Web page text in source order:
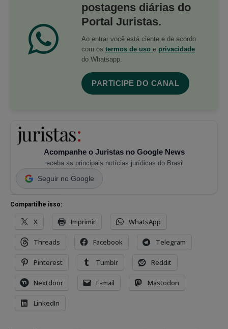
postagens diárias do
Portal Juristas.
Ao entrar você está ciente e de acordo
com os termos de uso e privacidade
do Whatsapp.
PARTICIPE DO CANAL
Acompanhe o Juristas no Google News
receba as principais notícias jurídicas do Brasil
Seguir no Google
Compartilhe isso:
X Imprimir WhatsApp
Threads Facebook Telegram
Pinterest Tumblr Reddit
Nextdoor E-mail Mastodon
LinkedIn